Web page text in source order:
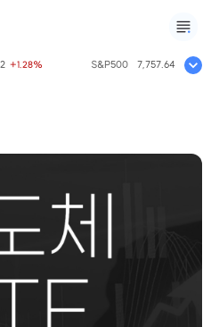
+1.28% S&P500 7,757.64 +0.61%